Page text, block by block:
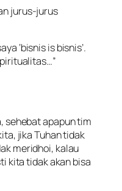
jurus-jurus
‘bisnis is bisnis’.
sehebat apapun tim
jika Tuhan tidak
meridhoi, kalau
kita tidak akan bisa